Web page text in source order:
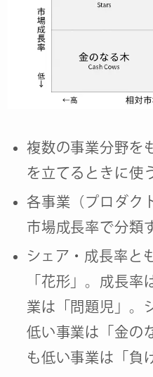
複数の事業分野を
を立てるときに使
各事業（プロダク
市場成長率で分類
シェア・成長率と
「花形」。成長率
業は「問題児」。
低い事業は「金の
も低い事業は「負